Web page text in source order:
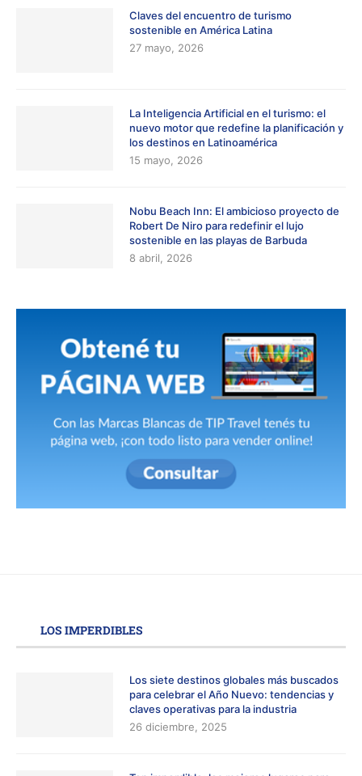
Claves del encuentro de turismo
sostenible en América Latina
27 mayo, 2026
La Inteligencia Artificial en el turismo: el
nuevo motor que redefine la planificación y
los destinos en Latinoamérica
15 mayo, 2026
Nobu Beach Inn: El ambicioso proyecto de
Robert De Niro para redefinir el lujo
sostenible en las playas de Barbuda
8 abril, 2026
LOS IMPERDIBLES
Los siete destinos globales más buscados
para celebrar el Año Nuevo: tendencias y
claves operativas para la industria
26 diciembre, 2025